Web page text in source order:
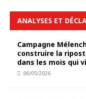
ANALYSES ET
Campagne
construire la
dans les mois qui
06/05/2026